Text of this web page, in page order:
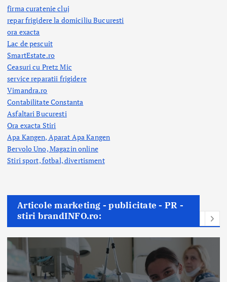
firma curatenie cluj
repar frigidere la domiciliu Bucuresti
ora exacta
Lac de pescuit
SmartEstate.ro
Ceasuri cu Pretz Mic
service reparatii frigidere
Vimandra.ro
Contabilitate Constanta
Asfaltari Bucuresti
Ora exacta Stiri
Apa Kangen, Aparat Apa Kangen
Bervolo Uno, Magazin online
Stiri sport, fotbal,divertisment
Articole marketing - publicitate - PR -
stiri brandINFO.ro: